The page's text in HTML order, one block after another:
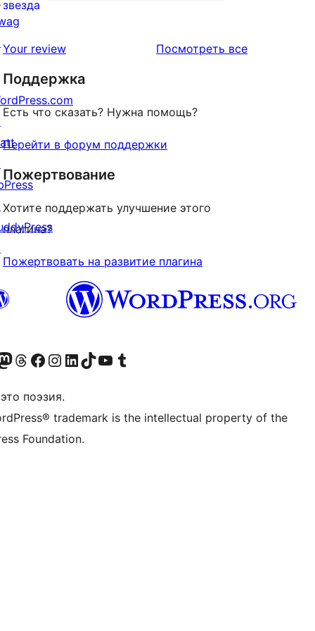
отзыв
1
1-
звездный
звезда
Your review Посмотреть всеотзывы
Поддержка
Есть что сказать? Нужна помощь?
Перейти в форум поддержки
Пожертвование
Хотите поддержать улучшение этого
плагина?
Пожертвовать на развитие плагина
Twitter)
запись в Bluesky
нашу ленту в Mastodon
Посетите нашу учётную запись в Threads
Посетите нашу страницу на Facebook
Посетите наш Instagram
Посетите нашу страницу в LinkedIn
Посетите нашу учётную запись в TikTok
Посетите наш канал YouTube
Посетите нашу учётную запись в Tumblr
поэзия.
trademark is the intellectual property of the
Foundation.